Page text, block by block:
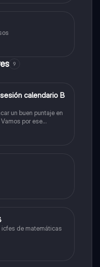
9
calendario B
un buen puntaje en
por ese
en la universidad que
y no la que te
de matemáticas